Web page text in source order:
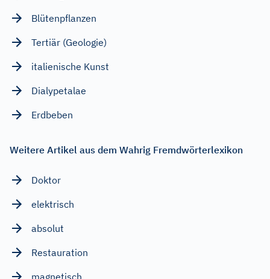
Blütenpflanzen
Tertiär (Geologie)
italienische Kunst
Dialypetalae
Erdbeben
Weitere Artikel aus dem Wahrig Fremdwörterlexikon
Doktor
elektrisch
absolut
Restauration
magnetisch